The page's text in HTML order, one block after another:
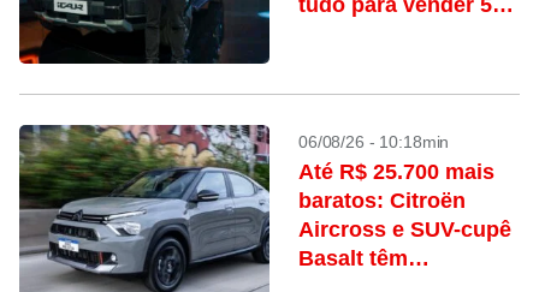
tudo para vender 500
06/08/26 - 10:18min
Até R$ 25.700 mais
baratos: Citroën
Aircross e SUV-cupê
Basalt têm